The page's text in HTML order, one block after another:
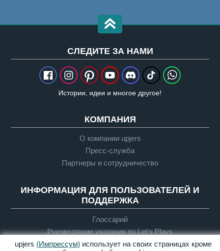
CЛЕДИТЕ ЗА НАМИ
Истории, идеи и многое другое!
КОМПАНИЯ
О компании upjers
Пресс-служба
Партнеры и сотрудничество
ИНФОРМАЦИЯ ДЛЯ ПОЛЬЗОВАТЕЛЕЙ И
ПОДДЕРЖКА
Глоссарий
Руководящие указания по Let's Plays
Служба поддержки
upjers (Импрессум) использует на своих страницах кроме